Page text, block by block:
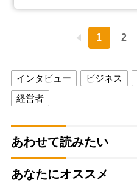
1 2
インタビュー ビジネス
経営者
あわせて読みたい
あなたにオススメ